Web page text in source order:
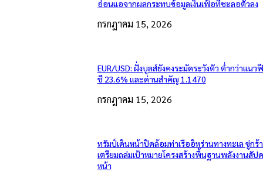
อ่อนแอจากผลกระทบข้อมูลเงินเฟ้อที่ชะลอตัวลง
กรกฎาคม 15, 2026
EUR/USD: ฝั่งบูลส์ยังคงระมัดระวังตัว ต่ำกว่าแนว
ชี 23.6% และด่านสำคัญ 1.1470
กรกฎาคม 15, 2026
ทรัมป์เดินหน้าปิดล้อมท่าเรืออิหร่านทางทะเล ขู่กร้
เตรียมถล่มเป้าหมายโครงสร้างพื้นฐานพลังงานสัป
หน้า